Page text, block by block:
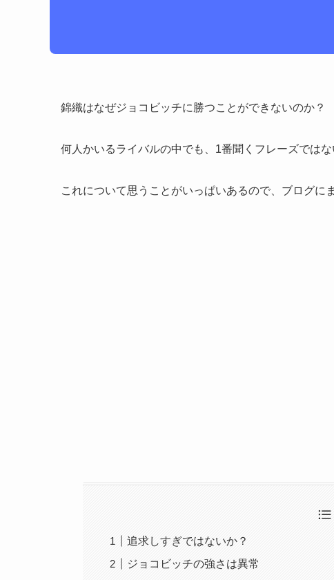
錦織はなぜジョコビッチに勝つことができないのか？
何人かいるライバルの中でも、1番聞くフレーズではな
これについて思うことがいっぱいあるので、ブログに
追求しすぎではないか？
ジョコビッチの強さは異常